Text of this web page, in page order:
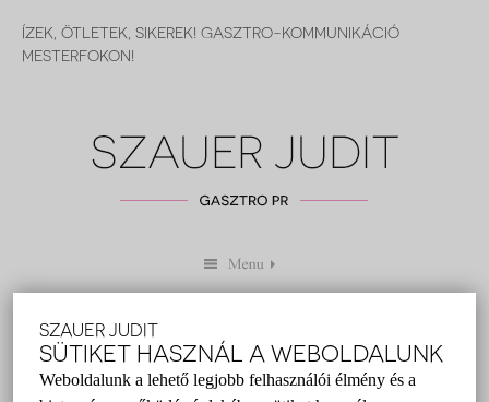
SZAUER JUDIT
SÜTIKET HASZNÁL A WEBOLDALUNK
Weboldalunk a lehető legjobb felhasználói élmény és a
ÍZEK, ÖTLETEK, SIKEREK! GASZTRO-KOMMUNIKÁCIÓ
MESTERFOKON!
EZEKET KÓSTOLD MEG, HA
KRAKKÓBAN JÁRSZ!